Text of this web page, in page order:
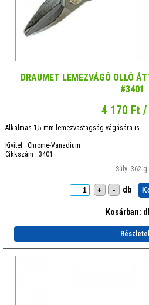
DRAUMET LEMEZVÁGÓ OLLÓ
#3401
4 170 Ft /
Alkalmas 1,5 mm lemezvastagság vágására is.
Kivitel : Chrome-Vanadium
Cikkszám : 3401
Súly: 362 g
+ - db
Kosárban: